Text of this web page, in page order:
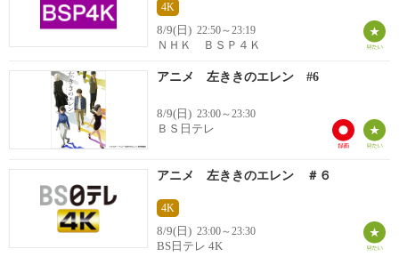
4K
8/9(日) 22:50～23:19
ＮＨＫ ＢＳＰ４Ｋ
アニメ 左ききのエレン #6
8/9(日) 23:00～23:30
ＢＳ日テレ
アニメ 左ききのエレン ＃６
4K
8/9(日) 23:00～23:30
BS日テレ 4K